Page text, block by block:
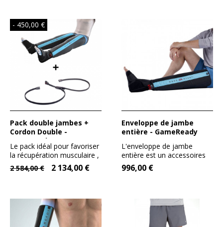
- 450,00 €
Pack double jambes +
Cordon Double -
Gameready
Le pack idéal pour favoriser
la récupération musculaire ,
en phase de...
2 584,00 € 2 134,00 €
Enveloppe de jambe
entière - GameReady
L'enveloppe de jambe
entière est un accessoires
pour l'appareil
GAMEREADY....
996,00 €